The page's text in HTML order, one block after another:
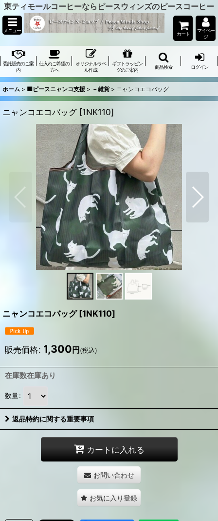
東ティモールコーヒーならピースウィンズのピースコーヒー
メニュー
カート
マイペー
ジ
委託販売のご案
内
仕入れご希望の
方へ
オリジナルラベ
ル作成
ギフトラッピン
グのご案内
商品検索 ログイン
ホーム > 🟨ピースニャンコ支援 > －雑貨 > ニャンコエコバッグ
ニャンコエコバッグ [1NK110]
ニャンコエコバッグ [1NK110]
販売価格: 1,300 円 (税込)
在庫数在庫あり
数量:
返品特約に関する重要事項
カートに入れる
お問い合わせ
お気に入り登録